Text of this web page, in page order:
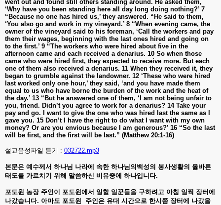
went out and found still others standing around. He asked them,
‘Why have you been standing here all day long doing nothing?’ 7
“Because no one has hired us,’ they answered. “He said to them,
‘You also go and work in my vineyard.’ 8 “When evening came, the
owner of the vineyard said to his foreman, ‘Call the workers and pay
them their wages, beginning with the last ones hired and going on
to the first.’ 9 “The workers who were hired about five in the
afternoon came and each received a denarius. 10 So when those
came who were hired first, they expected to receive more. But each
one of them also received a denarius. 11 When they received it, they
began to grumble against the landowner. 12 ‘These who were hired
last worked only one hour,’ they said, ‘and you have made them
equal to us who have borne the burden of the work and the heat of
the day.’ 13 “But he answered one of them, ‘I am not being unfair to
you, friend. Didn’t you agree to work for a denarius? 14 Take your
pay and go. I want to give the one who was hired last the same as I
gave you. 15 Don’t I have the right to do what I want with my own
money? Or are you envious because I am generous?’ 16 “So the last
will be first, and the first will be last.” (Matthew 20:1-16)
설교음성파일 듣기 : 032722.mp3
본문은 예수께서 하나님 나라에 속한 하나님의백성의 봉사생활의 옳바른
태도를 가르치기 위해 말씀하신 비유중에 하나입니다.
포도원 농장 주인이 포도원에서 일할 일꾼들을 구하려고 아침 일찍 장터에
나갔습니다. 아마도 포도원 주인은 유대 시간으로 한시쯤 장터에 나갔을